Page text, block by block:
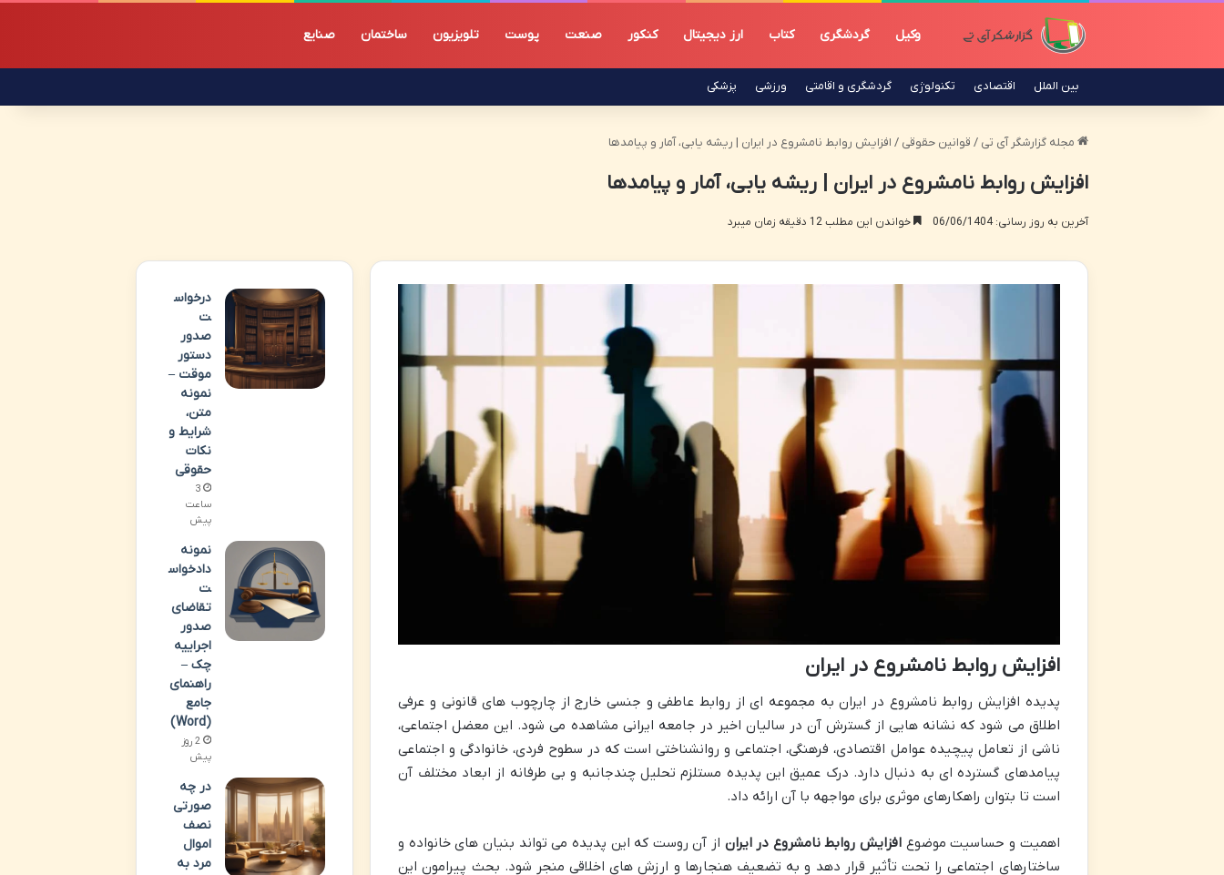
وکیل گردشگری کتاب ارز دیجیتال کنکور صنعت پوست تلویزیون ساختمان صنایع
بین الملل اقتصادی تکنولوژی گردشگری و اقامتی ورزشی پزشکی
مجله گزارشگر آی تی / قوانین حقوقی / افزایش روابط نامشروع در ایران | ریشه یابی، آمار و پیامدها
افزایش روابط نامشروع در ایران | ریشه یابی، آمار و پیامدها
آخرین به روز رسانی: 06/06/1404 خواندن این مطلب 12 دقیقه زمان میبرد
افزایش روابط نامشروع در ایران
پدیده افزایش روابط نامشروع در ایران به مجموعه ای از روابط عاطفی و جنسی خارج از چارچوب های قانونی و عرفی
اطلاق می شود که نشانه هایی از گسترش آن در سالیان اخیر در جامعه ایرانی مشاهده می شود. این معضل اجتماعی،
ناشی از تعامل پیچیده عوامل اقتصادی، فرهنگی، اجتماعی و روانشناختی است که در سطوح فردی، خانوادگی و اجتماعی
پیامدهای گسترده ای به دنبال دارد. درک عمیق این پدیده مستلزم تحلیل چندجانبه و بی طرفانه از ابعاد مختلف آن
است تا بتوان راهکارهای موثری برای مواجهه با آن ارائه داد.
اهمیت و حساسیت موضوع افزایش روابط نامشروع در ایران از آن روست که این پدیده می تواند بنیان های خانواده و
ساختارهای اجتماعی را تحت تأثیر قرار دهد و به تضعیف هنجارها و ارزش های اخلاقی منجر شود. بحث پیرامون این
درخواس
ت
صدور
دستور
موقت –
نمونه
متن،
شرایط و
نکات
حقوقی
3
ساعت
پیش
نمونه
دادخواس
ت
تقاضای
صدور
اجراییه
چک –
راهنمای
جامع
(Word)
2 روز
پیش
در چه
صورتی
نصف
اموال
مرد به